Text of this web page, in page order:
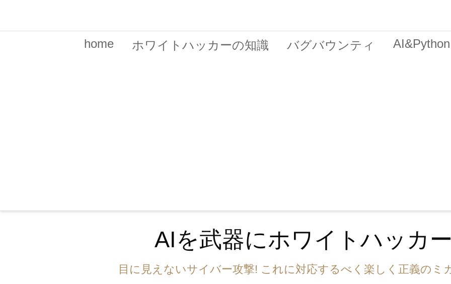
home ホワイトハッカーの知識 バグバウンティ AI&Python
AIを武器にホワイトハッカ
目に見えないサイバー攻撃! これに対応するべく楽しく正義のミ